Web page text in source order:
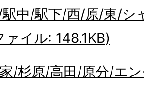
駅中/駅下/西/原/東/シ
ァイル: 148.1KB)
/杉原/高田/原分/エ